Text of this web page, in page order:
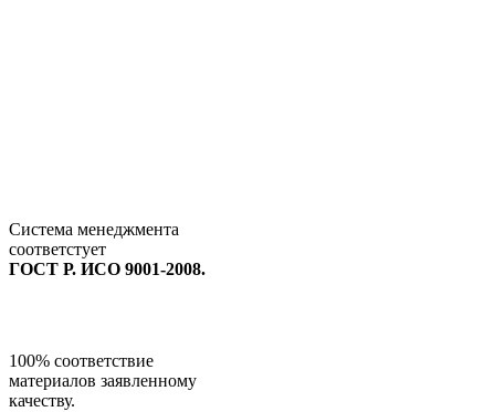
Система менеджмента
соответстует
ГОСТ Р. ИСО 9001-2008.
100% соответствие
материалов заявленному
качеству.